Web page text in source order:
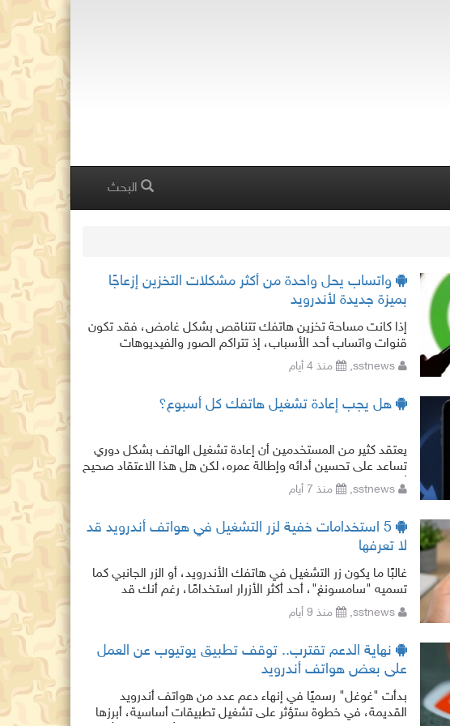
البحث
واتساب يحل واحدة من أكثر مشكلات التخزين إزعاجًا
بميزة جديدة لأندرويد
إذا كانت مساحة تخزين هاتفك تتناقص بشكل غامض، فقد تكون
قنوات واتساب أحد الأسباب، إذ تتراكم الصور والفيديوهات
والرسائل الصوتية وغيرها من الوسائط المشاركة عبر القنوات في
منذ 4 أيام
هل يجب إعادة تشغيل هاتفك كل أسبوع؟
يعتقد كثير من المستخدمين أن إعادة تشغيل الهاتف بشكل دوري
تساعد على تحسين أدائه وإطالة عمره، لكن هل هذا الاعتقاد صحيح
أم مجرد خرافة تقنية؟ الإجابة المختصرة هي: نعم، لكن ليس بالقدر
الذي يعتقده البعض. فإعادة تشغيل الهاتف قد تمنحه دفعة
منذ 7 أيام
5 استخدامات خفية لزر التشغيل في هواتف أندرويد قد
لا تعرفها
غالبًا ما يكون زر التشغيل في هاتفك الأندرويد، أو الزر الجانبي كما
تسميه "سامسونغ"، أحد أكثر الأزرار استخدامًا، رغم أنك قد
تستخدمه فقط لتشغيل الشاشة وقفلها. لكن هذا الز
منذ 9 أيام
نهاية الدعم تقترب.. توقف تطبيق يوتيوب عن العمل
على بعض هواتف أندرويد
بدأت "غوغل" رسميًا في إنهاء دعم عدد من هواتف أندرويد
القديمة، في خطوة ستؤثر على تشغيل تطبيقات أساسية، أبرزها